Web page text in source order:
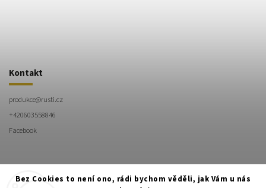
Bez Cookies to není ono, rádi bychom věděli, jak Vám u nás
Kontakt
produkce@rusti.cz
+420603558846
Facebook